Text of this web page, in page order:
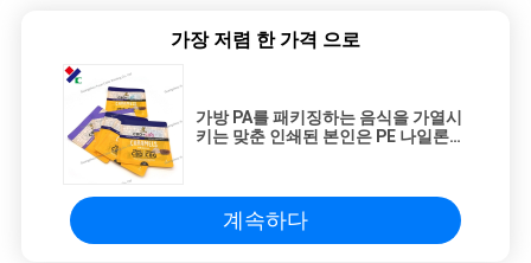
가장 저렴 한 가격 으로
가방 PA를 패키징하는 음식을 가열시
키는 맞춘 인쇄된 본인은 PE 나일론
계속하다